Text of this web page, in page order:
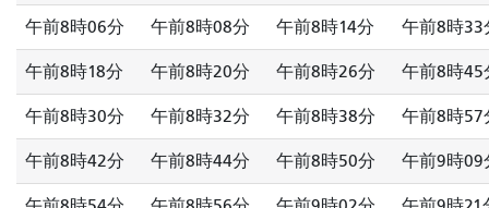
午前8時06分 午前8時08分 午前8時14分 午前8時33
午前8時18分 午前8時20分 午前8時26分 午前8時45
午前8時30分 午前8時32分 午前8時38分 午前8時57
午前8時42分 午前8時44分 午前8時50分 午前9時09